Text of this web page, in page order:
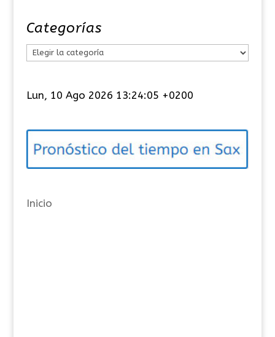
Categorías
e
o
í
s
Lun, 10 Ago 2026 13:24:05 +0200
Inicio